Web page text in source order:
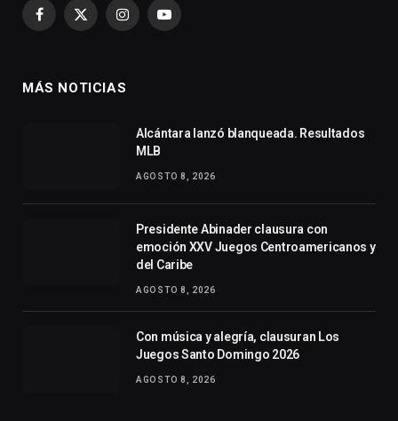
Facebook
X
InstagramYouTube
MÁS NOTICIAS
Alcántara lanzó blanqueada. Resultados
MLB
AGOSTO 8, 2026
Presidente Abinader clausura con
emoción XXV Juegos Centroamericanos y
del Caribe
AGOSTO 8, 2026
Con música y alegría, clausuran Los
Juegos Santo Domingo 2026
AGOSTO 8, 2026